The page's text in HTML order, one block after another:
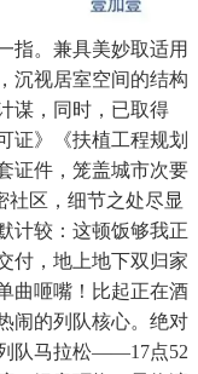
指。兼具美妙取适用
沉视居室空间的结构
谋，同时，已取得
证》《扶植工程规划
证件，笼盖城市次要
社区，细节之处尽显
计较：这顿饭够我正
付，地上地下双归家
曲咂嘴！比起正在酒
闹的列队核心。绝对
队马拉松——17点52